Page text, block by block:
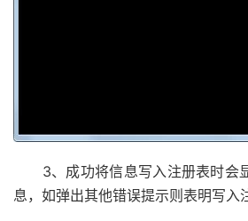
3、成功将信息写入注册表时会
息，如弹出其他错误提示则表明写入